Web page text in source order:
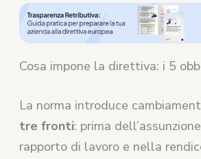
Cosa impone la direttiva: i 5
La norma introduce
tre fronti: prima
rapporto di lavoro e nella